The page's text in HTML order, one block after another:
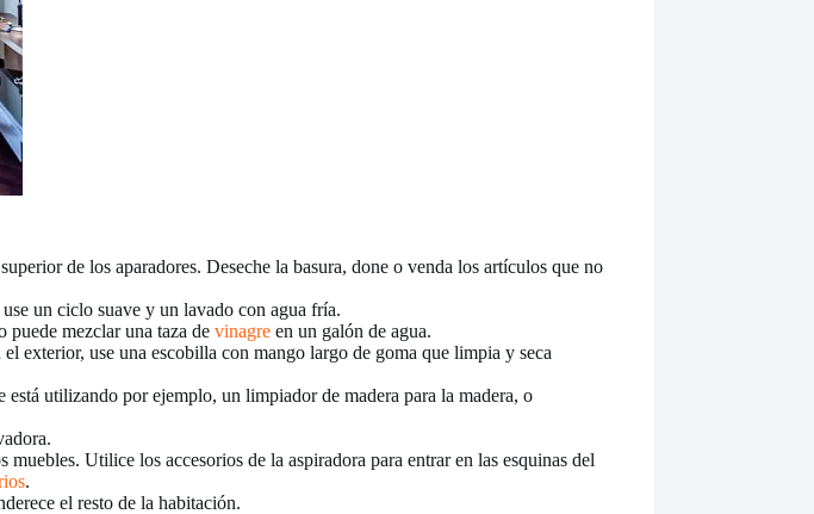
de los aparadores. Deseche la basura, done o venda los artículos que no
un ciclo suave y un lavado con agua fría.
mezclar una taza de vinagre en un galón de agua.
exterior, use una escobilla con mango largo de goma que limpia y seca
utilizando por ejemplo, un limpiador de madera para la madera, o
Utilice los accesorios de la aspiradora para entrar en las esquinas del
.
el resto de la habitación.